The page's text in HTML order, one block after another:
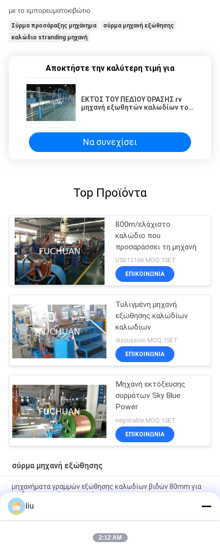
με το εμπορευματοκιβώτιο
Σύρμα προσάραξης μηχάνημα
σύρμα μηχανή εξώθησης
καλώδιο stranding μηχανή
Αποκτήστε την καλύτερη τιμή για
ΕΚΤΌΣ ΤΟΥ ΠΕΔΊΟΥ ΌΡΑΣΗΣ rv
μηχανή εξωθητών καλωδίων του
Να συνεχίσει
Top Προϊόντα
800m/ελάχιστο
καλώδιο που
προσαράσσει τη μηχανή
USD13166 MOQ:1SET
ΕΠΙΚΟΙΝΩΝΊΑ
Τυλιγμένη μηχανή
εξώθησης καλωδίων
καλωδίων
discussion MOQ:1SET
ΕΠΙΚΟΙΝΩΝΊΑ
Μηχανή εκτόξευσης
συρμάτων Sky Blue
Power
negotiable MOQ:1SET
ΕΠΙΚΟΙΝΩΝΊΑ
σύρμα μηχανή εξώθησης
μηχανήματα γραμμών εξώθησης καλωδίων βιδών 80mm για
τη βιομηχανική παραγωγή
Μηχανή εκτόξευσης καλωδίων 1800kg 200kg/h με βίδα
2000mm και μήκος 3200mm
380V/50Hz ταχύτητα μηχανών 10-80r/min εξωθητών
liu
2:12 AM